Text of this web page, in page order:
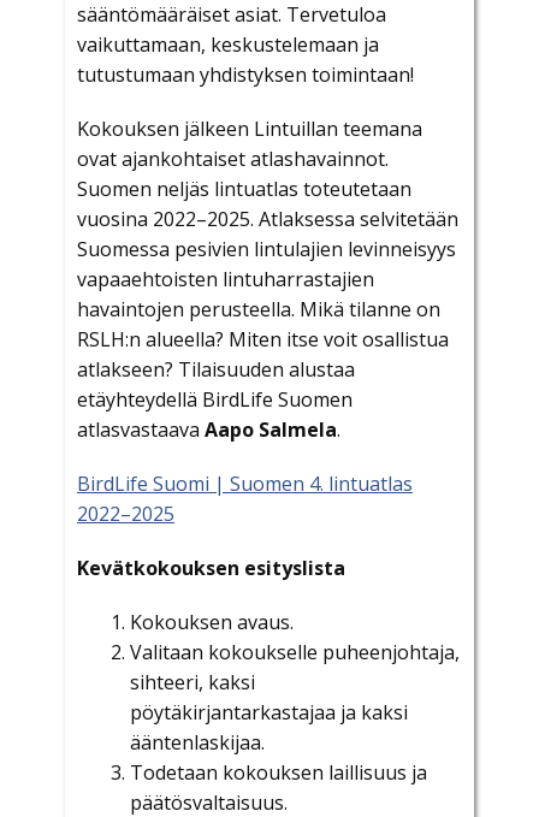
sääntömääräiset asiat. Tervetuloa
vaikuttamaan, keskustelemaan ja
tutustumaan yhdistyksen toimintaan!
Kokouksen jälkeen Lintuillan teemana
ovat ajankohtaiset atlashavainnot.
Suomen neljäs lintuatlas toteutetaan
vuosina 2022–2025. Atlaksessa selvitetään
Suomessa pesivien lintulajien levinneisyys
vapaaehtoisten lintuharrastajien
havaintojen perusteella. Mikä tilanne on
RSLH:n alueella? Miten itse voit osallistua
atlakseen? Tilaisuuden alustaa
etäyhteydellä BirdLife Suomen
atlasvastaava Aapo Salmela.
BirdLife Suomi | Suomen 4. lintuatlas
2022–2025
Kevätkokouksen esityslista
Kokouksen avaus.
Valitaan kokoukselle puheenjohtaja,
sihteeri, kaksi
pöytäkirjantarkastajaa ja kaksi
ääntenlaskijaa.
Todetaan kokouksen laillisuus ja
päätösvaltaisuus.